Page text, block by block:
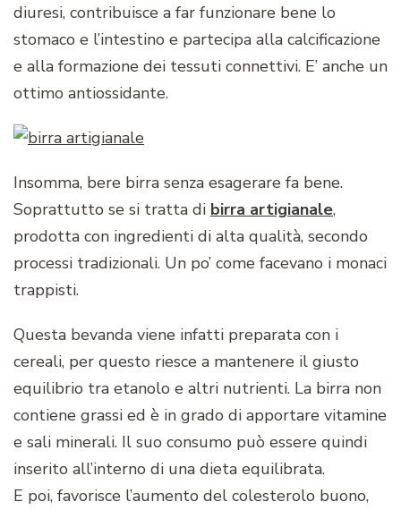
diuresi, contribuisce a far funzionare bene lo
stomaco e l’intestino e partecipa alla calcificazione
e alla formazione dei tessuti connettivi. E’ anche un
ottimo antiossidante.
Insomma, bere birra senza esagerare fa bene.
Soprattutto se si tratta di birra artigianale,
prodotta con ingredienti di alta qualità, secondo
processi tradizionali. Un po’ come facevano i monaci
trappisti.
Questa bevanda viene infatti preparata con i
cereali, per questo riesce a mantenere il giusto
equilibrio tra etanolo e altri nutrienti. La birra non
contiene grassi ed è in grado di apportare vitamine
e sali minerali. Il suo consumo può essere quindi
inserito all’interno di una dieta equilibrata.
E poi, favorisce l’aumento del colesterolo buono,